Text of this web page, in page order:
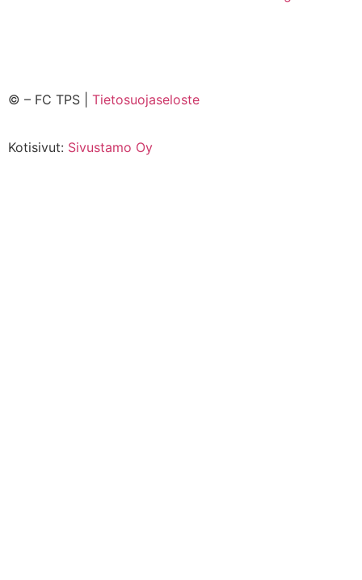
© – FC TPS | Tietosuojaseloste
Kotisivut: Sivustamo Oy